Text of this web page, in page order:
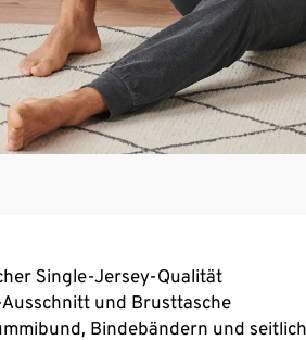
Single-Jersey-Qualität
und Brusttasche
Bindebändern und